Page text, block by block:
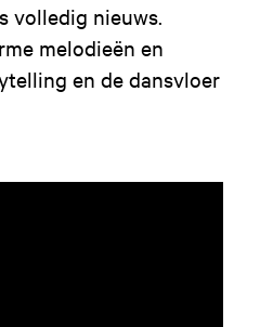
volledig nieuws.
melodieën en
en de dansvloer